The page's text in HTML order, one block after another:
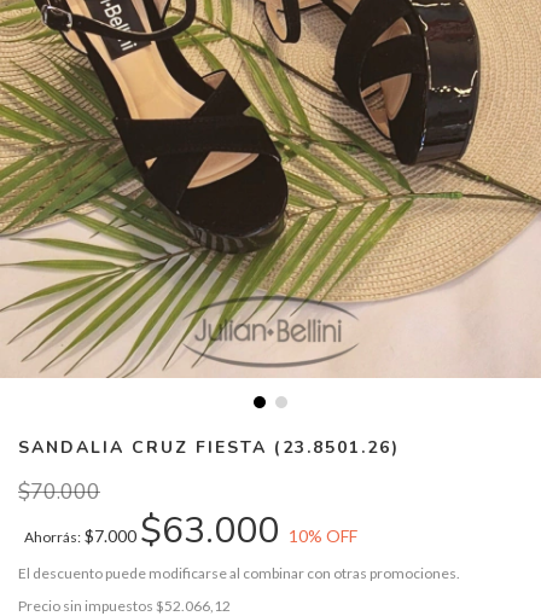
SANDALIA CRUZ FIESTA (23.8501.26)
$70.000
Ahorrás: $7.000 $63.000 10% OFF
El descuento puede modificarse al combinar con otras promociones.
Precio sin impuestos $52.066,12